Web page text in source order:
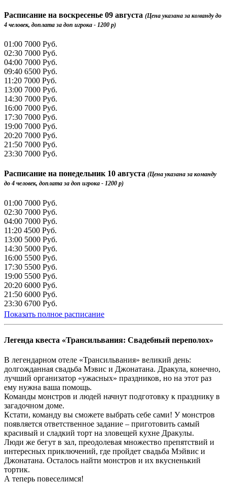
Расписание на воскресенье 09 августа (Цена указана за команду до
4 человек, доплата за доп игрока - 1200 р)
01:00 7000 Руб.
02:30 7000 Руб.
04:00 7000 Руб.
09:40 6500 Руб.
11:20 7000 Руб.
13:00 7000 Руб.
14:30 7000 Руб.
16:00 7000 Руб.
17:30 7000 Руб.
19:00 7000 Руб.
20:20 7000 Руб.
21:50 7000 Руб.
23:30 7000 Руб.
Расписание на понедельник 10 августа (Цена указана за команду
до 4 человек, доплата за доп игрока - 1200 р)
01:00 7000 Руб.
02:30 7000 Руб.
04:00 7000 Руб.
11:20 4500 Руб.
13:00 5000 Руб.
14:30 5000 Руб.
16:00 5500 Руб.
17:30 5500 Руб.
19:00 5500 Руб.
20:20 6000 Руб.
21:50 6000 Руб.
23:30 6700 Руб.
Показать полное расписание
Легенда квеста «Трансильвания: Свадебный переполох»
В легендарном отеле «Трансильвания» великий день:
долгожданная свадьба Мэвис и Джонатана. Дракула, конечно,
лучший организатор «ужасных» праздников, но на этот раз
ему нужна ваша помощь.
Команды монстров и людей начнут подготовку к празднику в
загадочном доме.
Кстати, команду вы сможете выбрать себе сами! У монстров
появляется ответственное задание – приготовить самый
красивый и сладкий торт на зловещей кухне Дракулы.
Люди же бегут в зал, преодолевая множество препятствий и
интересных приключений, где пройдет свадьба Мэйвис и
Джонатана. Осталось найти монстров и их вкусненький
тортик.
А теперь повеселимся!